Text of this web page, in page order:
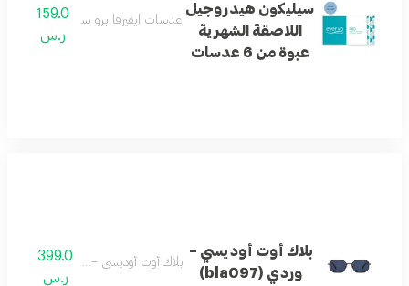
سيليكون هيدروجيل
اللاصقة الشهرية
عبوة من 6 عدسات
عدسات ايفيرفا برو سيليكون هيدروجيل
159.0
ر.س
بلاك أوت أوديسي –
وردي (bla097)
بلاك أوت أوديسي – وردي (bla097)399.0
ر.س